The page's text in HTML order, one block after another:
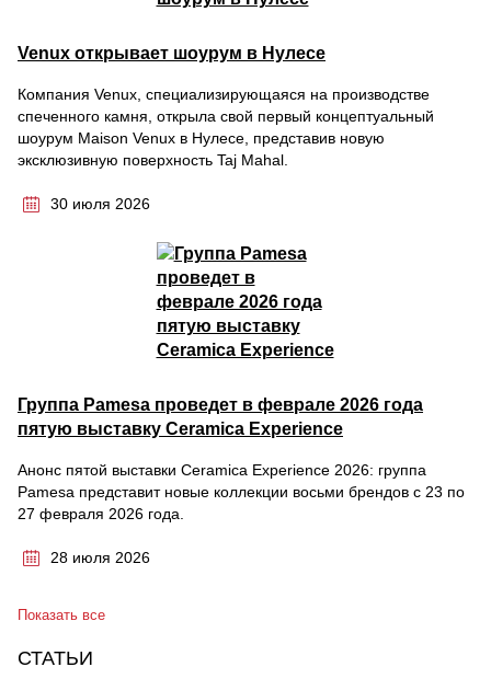
Venux открывает шоурум в Нулесе
Компания Venux, специализирующаяся на производстве
спеченного камня, открыла свой первый концептуальный
шоурум Maison Venux в Нулесе, представив новую
эксклюзивную поверхность Taj Mahal.
30 июля 2026
Группа Pamesa проведет в феврале 2026 года
пятую выставку Ceramica Experience
Анонс пятой выставки Ceramica Experience 2026: группа
Pamesa представит новые коллекции восьми брендов с 23 по
27 февраля 2026 года.
28 июля 2026
Показать все
СТАТЬИ